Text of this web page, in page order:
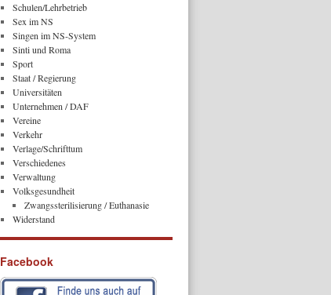
Schulen/Lehrbetrieb
Sex im NS
Singen im NS-System
Sinti und Roma
Sport
Staat / Regierung
Universitäten
Unternehmen / DAF
Vereine
Verkehr
Verlage/Schrifttum
Verschiedenes
Verwaltung
Volksgesundheit
Zwangssterilisierung / Euthanasie
Widerstand
Facebook